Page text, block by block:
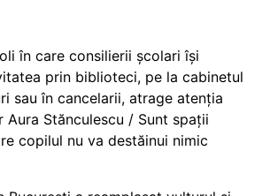
în care consilierii școlari își
prin biblioteci, pe la cabinetul
sau în cancelarii, atrage atenția
Aura Stănculescu / Sunt spații
copilul nu va destăinui nimic